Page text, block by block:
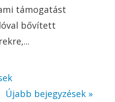
támogatást
bővített
Újabb bejegyzések »